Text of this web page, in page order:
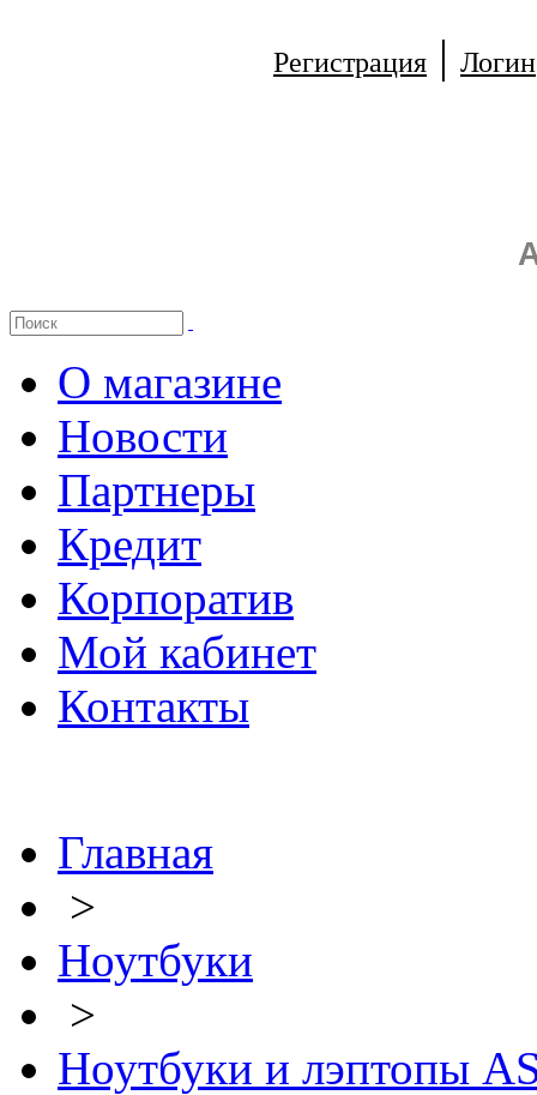
Регистрация | Логин
О магазине
Новости
Партнеры
Кредит
Корпоратив
Мой кабинет
Контакты
Главная
>
Ноутбуки
>
Ноутбуки и лэптопы